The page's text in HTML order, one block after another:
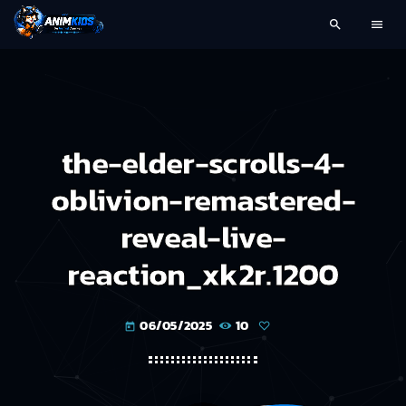
search menu
the-elder-scrolls-4-
oblivion-remastered-
reveal-live-
reaction_xk2r.1200
today 06/05/2025 10